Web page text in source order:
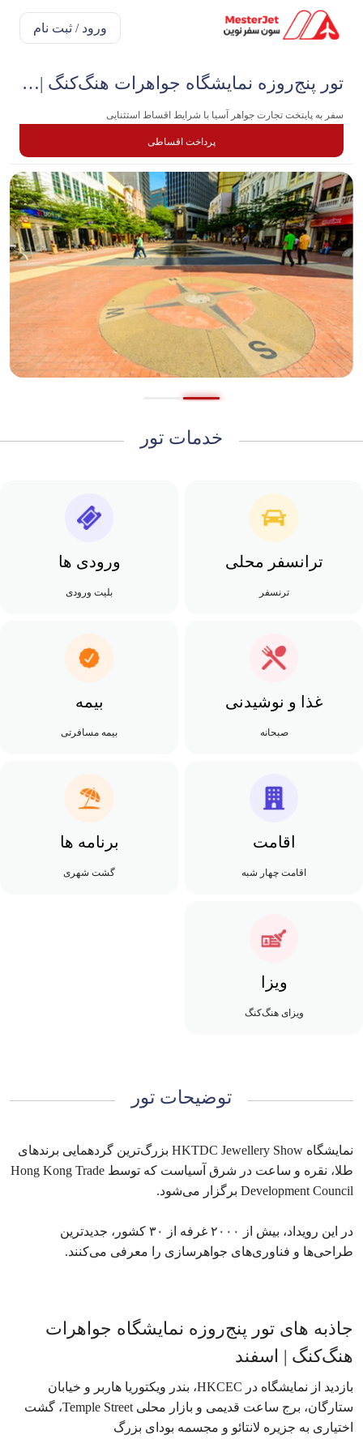
ورود / ثبت نام
تور پنج‌روزه نمایشگاه جواهرات هنگ‌کنگ | اسفند
سفر به پایتخت تجارت جواهر آسیا با شرایط اقساط استثنایی
پرداخت اقساطی
خدمات تور
ترانسفر محلی
ترنسفر
ورودی ها
بلیت ورودی
غذا و نوشیدنی
صبحانه
بیمه
بیمه مسافرتی
اقامت
اقامت چهار شبه
برنامه ها
گشت شهری
ویزا
ویزای هنگ‌کنگ
توضیحات تور
نمایشگاه HKTDC Jewellery Show بزرگ‌ترین گردهمایی برندهای
طلا، نقره و ساعت در شرق آسیاست که توسط Hong Kong Trade
Development Council برگزار می‌شود.
در این رویداد، بیش از ۲۰۰۰ غرفه از ۳۰ کشور، جدیدترین
طراحی‌ها و فناوری‌های جواهرسازی را معرفی می‌کنند.
جاذبه های تور پنج‌روزه نمایشگاه جواهرات
هنگ‌کنگ | اسفند
بازدید از نمایشگاه در HKCEC، بندر ویکتوریا هاربر و خیابان
ستارگان، برج ساعت قدیمی و بازار محلی Temple Street، گشت
اختیاری به جزیره لانتائو و مجسمه بودای بزرگ